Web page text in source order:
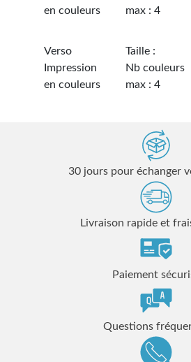
en couleurs
max : 4
Verso
Impression
en couleurs
Taille :
Nb couleurs
max : 4
30 jours pour échanger
Livraison rapide et
Paiement
Questions